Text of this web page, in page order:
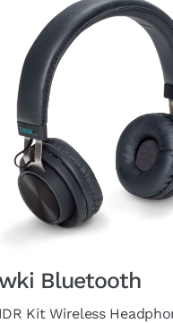
Bluetooth
Kit Wireless